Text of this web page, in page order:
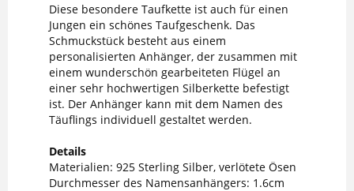
Diese besondere Taufkette ist auch für einen
Jungen ein schönes Taufgeschenk. Das
Schmuckstück besteht aus einem
personalisierten Anhänger, der zusammen mit
einem wunderschön gearbeiteten Flügel an
einer sehr hochwertigen Silberkette befestigt
ist. Der Anhänger kann mit dem Namen des
Täuflings individuell gestaltet werden.
Details
Materialien: 925 Sterling Silber, verlötete Ösen
Durchmesser des Namensanhängers: 1.6cm